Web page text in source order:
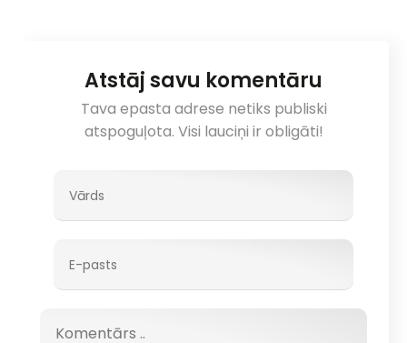
Atstāj savu komentāru
Tava epasta adrese netiks publiski
atspoguļota. Visi lauciņi ir obligāti!